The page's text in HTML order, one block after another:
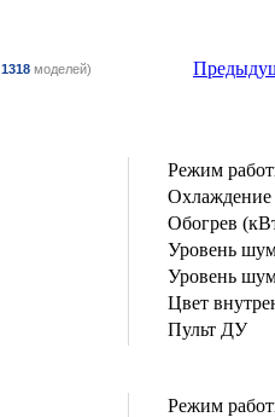
1318моделей)
Режим
Обогрев
Уровень
Уровень
Цвет
Пульт ДУ
Режим